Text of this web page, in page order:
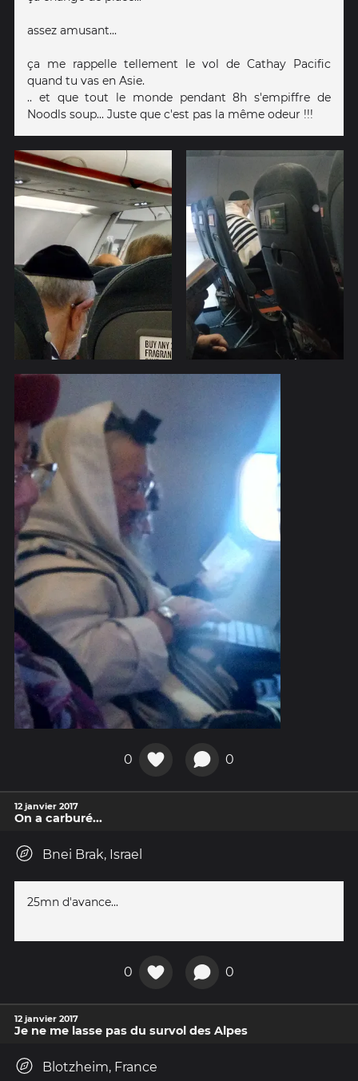
assez amusant...
ça me rappelle tellement le vol de Cathay Pacific
quand tu vas en Asie.
.. et que tout le monde pendant 8h s'empiffre de
Noodls soup... Juste que c'est pas la même odeur !!!
0 0
12 janvier 2017
On a carburé...
Bnei Brak, Israel
25mn d'avance...
0 0
12 janvier 2017
Je ne me lasse pas du survol des Alpes
Blotzheim, France